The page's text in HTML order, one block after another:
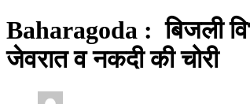
Baharagoda : बिजली
जेवरात व नकदी की चोरी